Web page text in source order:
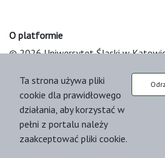
O platformie
© 2026 Uniwersytet Śląski w
Platform & Workflow by OJS/PKP
Ta strona używa pliki
cookie dla prawidłowego
działania, aby korzystać w
pełni z portalu należy
zaakceptować pliki cookie.